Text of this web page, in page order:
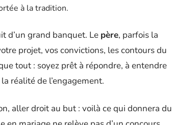
à la tradition.
d’un grand banquet. Le père, parfois la
projet, vos convictions, les contours du
tout : soyez prêt à répondre, à entendre
réalité de l’engagement.
aller droit au but : voilà ce qui donnera du